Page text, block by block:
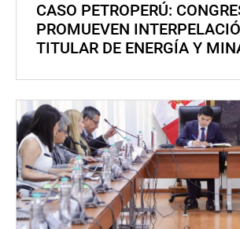
CASO PETROPERÚ:
PROMUEVEN
TITULAR DE ENERGÍA Y